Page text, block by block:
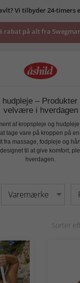
vores
tilbud
rabat på alt fra
hudpleje –
velvære i hverdagen
af kropspleje og hudpleje
tage vare på kroppen på en
fra massage, fodpleje og
til at give komfort,
hverdagen.
Varemærke
Sorter